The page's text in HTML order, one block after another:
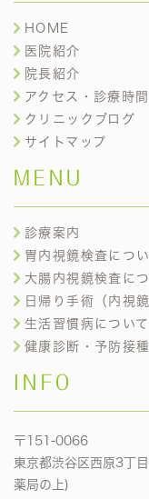
HOME
医院紹介
院長紹介
アクセス・診療時間
クリニックブログ
サイトマップ
MENU
診療案内
胃内視鏡検査につ
大腸内視鏡検査に
日帰り手術（内視
生活習慣病について
健康診断・予防接種
INFO
〒151-0066
東京都渋谷区西原3丁
薬局の上)